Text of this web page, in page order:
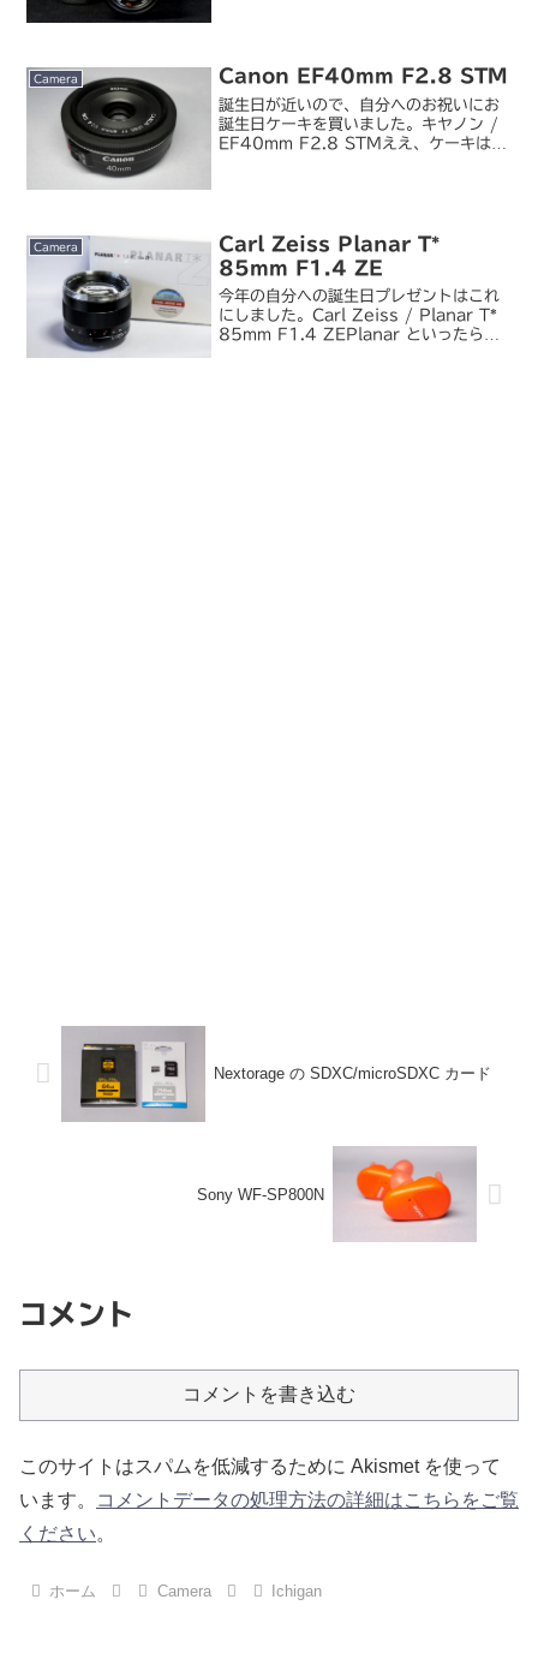
Camera Canon EF40mm F2.8 STM
誕生日が近いので、自分へのお祝いにお
誕生日ケーキを買いました。キヤノン /
EF40mm F2.8 STMええ、ケーキはケ
Camera
Carl Zeiss Planar T*
85mm F1.4 ZE
今年の自分への誕生日プレゼントはこれ
にしました。Carl Zeiss / Planar T*
85mm F1.4 ZEPlanar といったら
Nextorage の SDXC/microSDXC カード
Sony WF-SP800N
コメント
コメントを書き込む
このサイトはスパムを低減するために Akismet を使って
います。
コメントデータの処理方法の詳細はこちらをご覧
ください。
ホーム Camera Ichigan